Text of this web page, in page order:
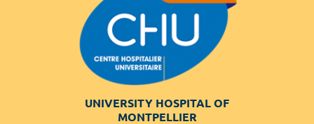
UNIVERSITY HOSPITAL OF
MONTPELLIER